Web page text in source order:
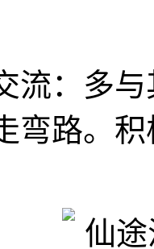
流：多
弯路。